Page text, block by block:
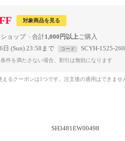
対象商品を見る
ショップ 合計1,000円以上
日 (Sun) 23:58まで コード SCYH-1525-
件を満たさない場合、割引は無効になります
るクーポンは1つです。注文後の適用はできませ
SH3481EW00498